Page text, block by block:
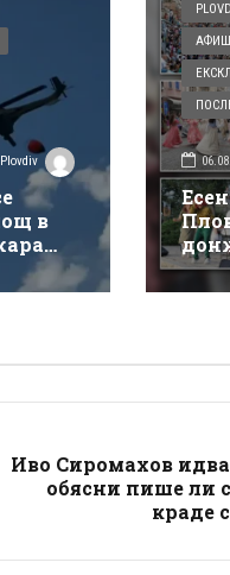
в
Иво Сиромахов
обясни пише ли
краде